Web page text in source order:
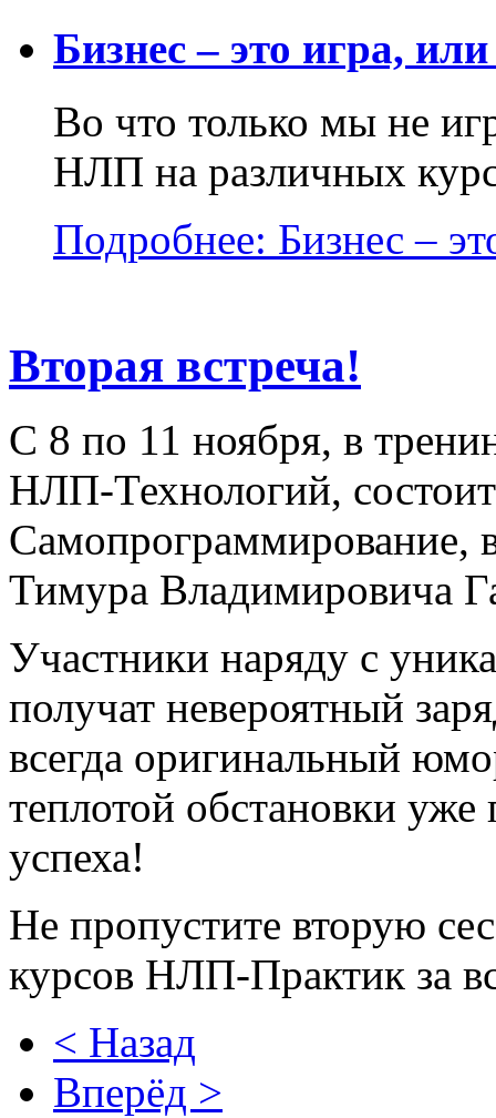
Бизнес – это игра,
Во что только мы не
НЛП на различных
Подробнее: Бизнес –
Вторая встреча!
С 8 по 11 ноября, в
НЛП-Технологий,
Самопрограммирование,
Тимура Владимировича
Участники наряду с
получат невероятный
всегда оригинальный
теплотой обстановки
успеха!
Не пропустите вторую
курсов НЛП-Практик за
< Назад
Вперёд >